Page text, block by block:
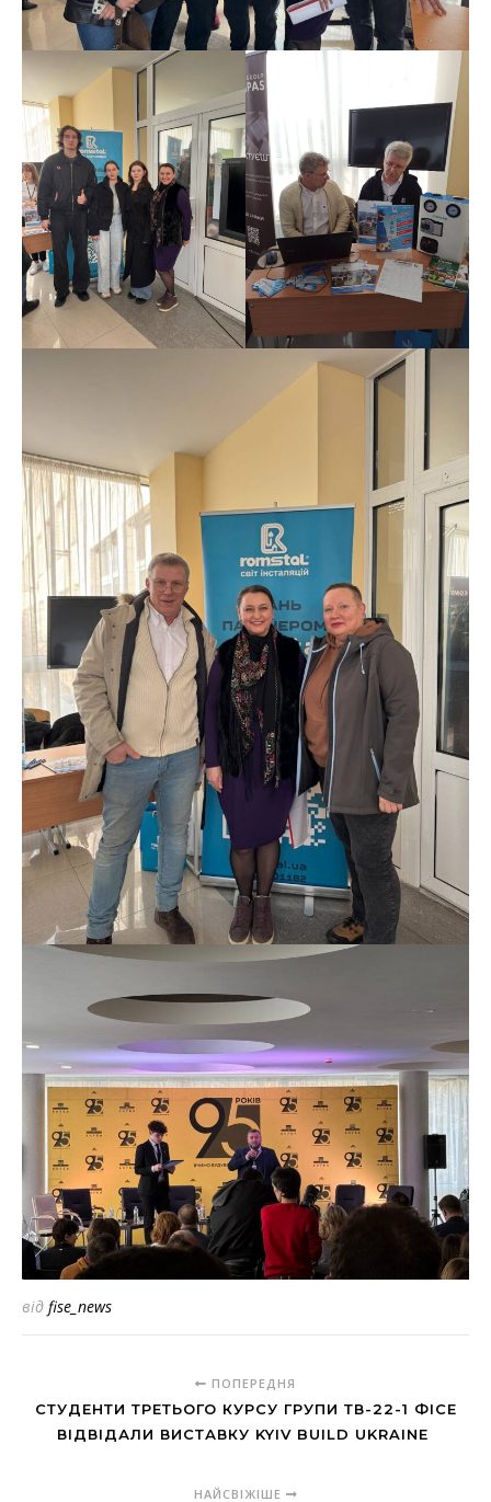
від fise_news
ПОПЕРЕДНЯ
СТУДЕНТИ ТРЕТЬОГО КУРСУ ГРУПИ ТВ-22-1 ФІСЕ
ВІДВІДАЛИ ВИСТАВКУ KYIV BUILD UKRAINE
НАЙСВІЖІШЕ